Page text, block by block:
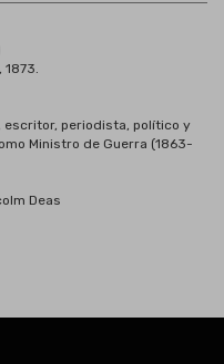
escritor, periodista, político y
Ministro de Guerra (1863-
Deas